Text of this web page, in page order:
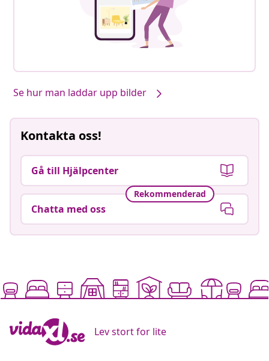
Se hur man laddar upp bilder
Kontakta oss!
Gå till Hjälpcenter
Rekommenderad
Chatta med oss
Lev stort for lite